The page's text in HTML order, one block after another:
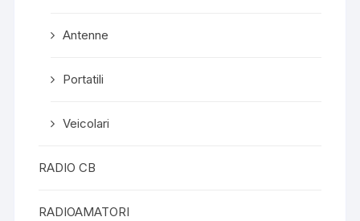
Antenne
Portatili
Veicolari
RADIO CB
RADIOAMATORI